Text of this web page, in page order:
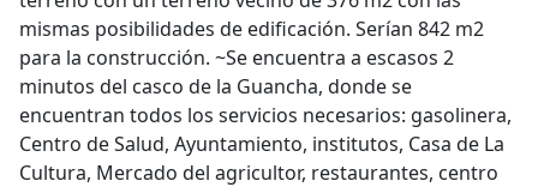
mismas posibilidades de edificación. Serían 842 m2
para la construcción. ~Se encuentra a escasos 2
minutos del casco de la Guancha, donde se
encuentran todos los servicios necesarios: gasolinera,
Centro de Salud, Ayuntamiento, institutos, Casa de La
Cultura, Mercado del agricultor, restaurantes, centro